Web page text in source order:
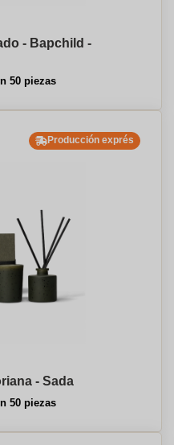
- Bapchild -
50 piezas
Producción exprés
- Sada
50 piezas